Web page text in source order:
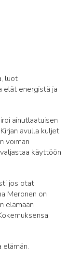
luot
elät energistä ja
ainutlaatuisen
avulla kuljet
voiman
käyttöön
jos otat
Meronen on
elämään